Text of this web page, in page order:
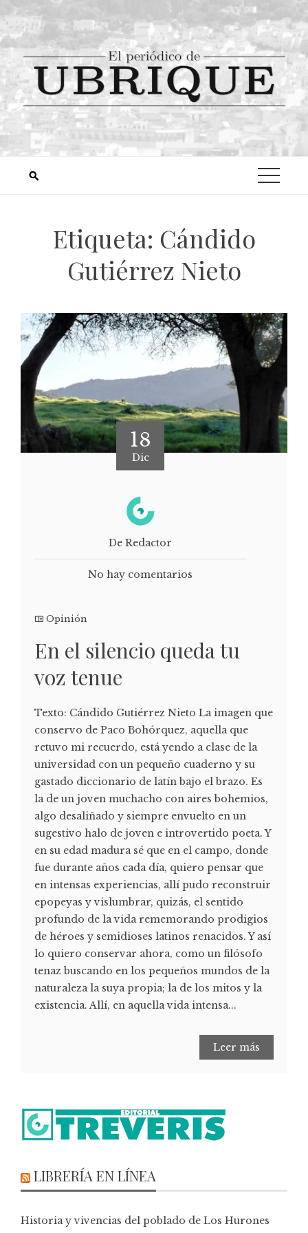
Etiqueta: Cándido
Gutiérrez Nieto
18
Dic
De Redactor
No hay comentarios
Opinión
En el silencio queda tu
voz tenue
Texto: Cándido Gutiérrez Nieto La imagen que
conservo de Paco Bohórquez, aquella que
retuvo mi recuerdo, está yendo a clase de la
universidad con un pequeño cuaderno y su
gastado diccionario de latín bajo el brazo. Es
la de un joven muchacho con aires bohemios,
algo desaliñado y siempre envuelto en un
sugestivo halo de joven e introvertido poeta. Y
en su edad madura sé que en el campo, donde
fue durante años cada día, quiero pensar que
en intensas experiencias, allí pudo reconstruir
epopeyas y vislumbrar, quizás, el sentido
profundo de la vida rememorando prodigios
de héroes y semidioses latinos renacidos. Y así
lo quiero conservar ahora, como un filósofo
tenaz buscando en los pequeños mundos de la
naturaleza la suya propia; la de los mitos y la
existencia. Allí, en aquella vida intensa...
Leer más
LIBRERÍA EN LÍNEA
Historia y vivencias del poblado de Los Hurones